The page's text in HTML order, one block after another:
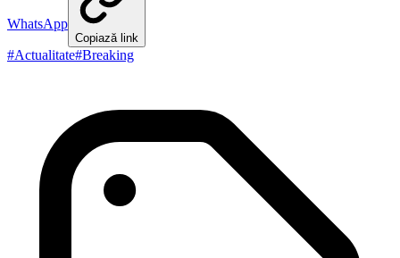
WhatsApp
Copiază link
#Actualitate#Breaking